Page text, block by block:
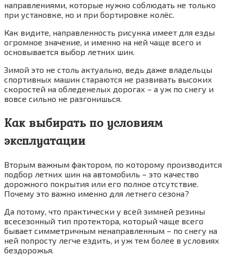
направлениями, которые нужно соблюдать не только
при установке, но и при бортировке колёс.
Как видите, направленность рисунка имеет для езды
огромное значение, и именно на ней чаще всего и
основывается выбор летних шин.
Зимой это не столь актуально, ведь даже владельцы
спортивных машин стараются не развивать высоких
скоростей на обледенелых дорогах – а уж по снегу и
вовсе сильно не разгонишься.
Как выбирать по условиям
эксплуатации
Вторым важным фактором, по которому производится
подбор летних шин на автомобиль – это качество
дорожного покрытия или его полное отсутствие.
Почему это важно именно для летнего сезона?
Да потому, что практически у всей зимней резины
всесезонный тип протектора, который чаще всего
бывает симметричным ненаправленным – по снегу на
ней попросту легче ездить, и уж тем более в условиях
бездорожья.